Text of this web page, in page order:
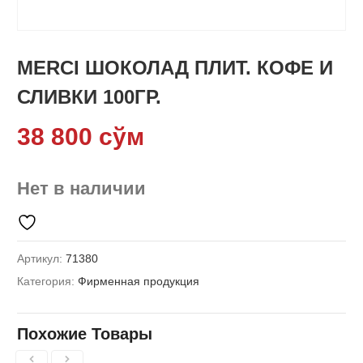
MERCI ШОКОЛАД ПЛИТ. КОФЕ И
СЛИВКИ 100ГР.
38 800 сўм
Нет в наличии
Артикул:71380
Категория:Фирменная продукция
Похожие Товары